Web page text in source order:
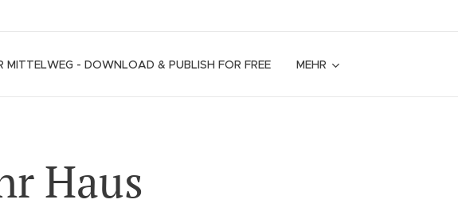
MITTELWEG - DOWNLOAD & PUBLISH FOR FREE MEHR
Haus